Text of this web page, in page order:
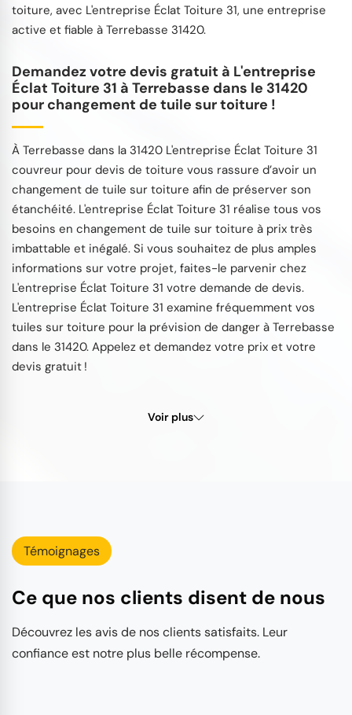
toiture, avec L'entreprise Éclat Toiture 31, une entreprise
active et fiable à Terrebasse 31420.
Demandez votre devis gratuit à L'entreprise
Éclat Toiture 31 à Terrebasse dans le 31420
pour changement de tuile sur toiture !
À Terrebasse dans la 31420 L'entreprise Éclat Toiture 31
couvreur pour devis de toiture vous rassure d’avoir un
changement de tuile sur toiture afin de préserver son
étanchéité. L'entreprise Éclat Toiture 31 réalise tous vos
besoins en changement de tuile sur toiture à prix très
imbattable et inégalé. Si vous souhaitez de plus amples
informations sur votre projet, faites-le parvenir chez
L'entreprise Éclat Toiture 31 votre demande de devis.
L'entreprise Éclat Toiture 31 examine fréquemment vos
tuiles sur toiture pour la prévision de danger à Terrebasse
dans le 31420. Appelez et demandez votre prix et votre
devis gratuit !
Voir plus
Témoignages
Ce que nos clients disent de nous
Découvrez les avis de nos clients satisfaits. Leur
confiance est notre plus belle récompense.